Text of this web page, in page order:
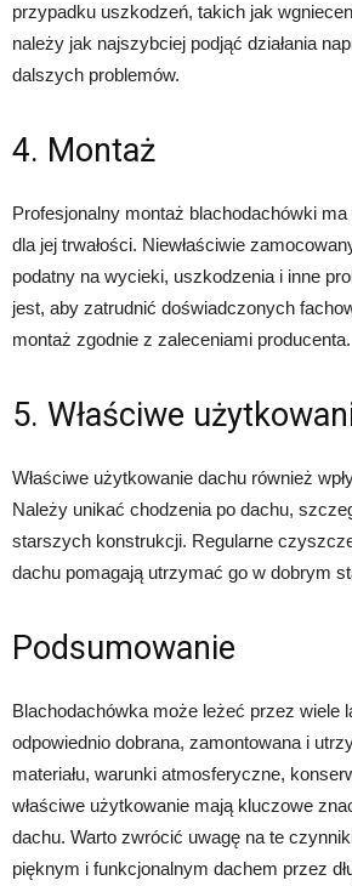
przypadku uszkodzeń, takich jak
należy jak najszybciej podjąć działania
dalszych problemów.
4. Montaż
Profesjonalny montaż blachodachówki
dla jej trwałości. Niewłaściwie
podatny na wycieki, uszkodzenia i inne
jest, aby zatrudnić doświadczonych
montaż zgodnie z zaleceniami producenta.
5. Właściwe
Właściwe użytkowanie dachu również
Należy unikać chodzenia po dachu,
starszych konstrukcji. Regularne
dachu pomagają utrzymać go w dobrym
Podsumowanie
Blachodachówka może leżeć przez wiele
odpowiednio dobrana, zamontowana i
materiału, warunki atmosferyczne,
właściwe użytkowanie mają kluczowe
dachu. Warto zwrócić uwagę na te
pięknym i funkcjonalnym dachem przez